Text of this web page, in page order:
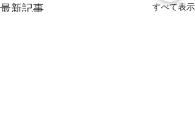
最新記事 すべて表示